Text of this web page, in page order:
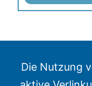
Die Nutzung